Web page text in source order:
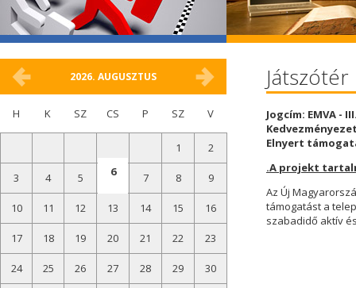
2026. AUGUSZTUS
H K SZ CS P SZ V
1 2
3 4 5 6 7 8 9
10 11 12 13 14 15 16
17 18 19 20 21 22 23
24 25 26 27 28 29 30
Játszótér
Jogcím: EMVA -
Elnyert
.A projekt
Az Új
támogatást a
szabadidő aktív